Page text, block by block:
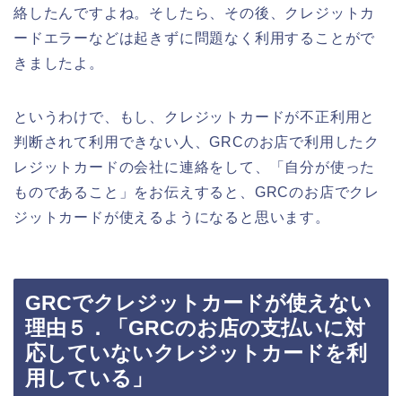
絡したんですよね。そしたら、その後、クレジットカ
ードエラーなどは起きずに問題なく利用することがで
きましたよ。
というわけで、もし、クレジットカードが不正利用と
判断されて利用できない人、GRCのお店で利用したク
レジットカードの会社に連絡をして、「自分が使った
ものであること」をお伝えすると、GRCのお店でクレ
ジットカードが使えるようになると思います。
GRCでクレジットカードが使えない
理由５．「GRCのお店の支払いに対
応していないクレジットカードを利
用している」